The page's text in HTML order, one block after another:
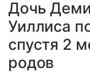
Дочь
Уиллиса
спустя 2
родов